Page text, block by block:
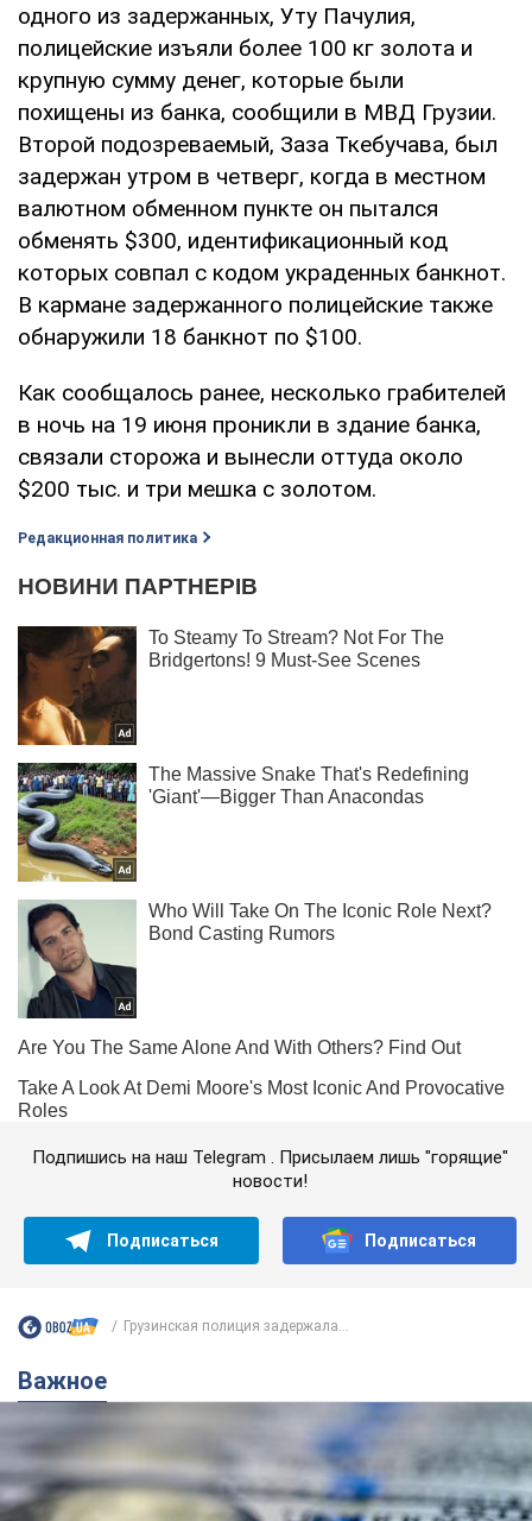
одного из задержанных, Уту Пачулия,
полицейские изъяли более 100 кг золота и
крупную сумму денег, которые были
похищены из банка, сообщили в МВД Грузии.
Второй подозреваемый, Заза Ткебучава, был
задержан утром в четверг, когда в местном
валютном обменном пункте он пытался
обменять $300, идентификационный код
которых совпал с кодом украденных банкнот.
В кармане задержанного полицейские также
обнаружили 18 банкнот по $100.
Как сообщалось ранее, несколько грабителей
в ночь на 19 июня проникли в здание банка,
связали сторожа и вынесли оттуда около
$200 тыс. и три мешка с золотом.
Редакционная политика
Подпишись на наш Telegram . Присылаем лишь "горящие"
новости!
Подписаться Подписаться
Грузинская полиция задержала...
Важное